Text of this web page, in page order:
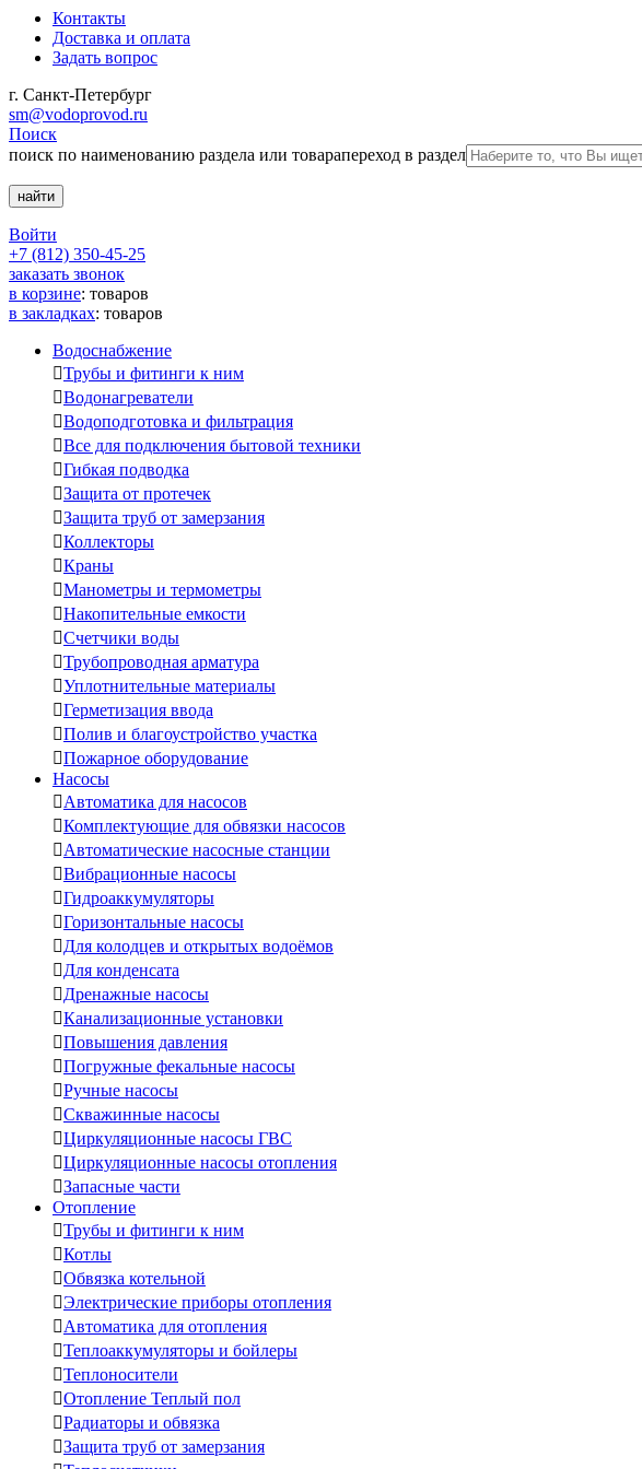
Контакты
Доставка и оплата
Задать вопрос
г. Санкт-Петербург
sm@vodoprovod.ru
Поиск
поиск по наименованию раздела или товарапереход в раздел
Войти
+7 (812) 350-45-25
заказать звонок
в корзине: товаров
в закладках: товаров
Водоснабжение
Трубы и фитинги к ним
Водонагреватели
Водоподготовка и фильтрация
Все для подключения бытовой техники
Гибкая подводка
Защита от протечек
Защита труб от замерзания
Коллекторы
Краны
Манометры и термометры
Накопительные емкости
Счетчики воды
Трубопроводная арматура
Уплотнительные материалы
Герметизация ввода
Полив и благоустройство участка
Пожарное оборудование
Насосы
Автоматика для насосов
Комплектующие для обвязки насосов
Автоматические насосные станции
Вибрационные насосы
Гидроаккумуляторы
Горизонтальные насосы
Для колодцев и открытых водоёмов
Для конденсата
Дренажные насосы
Канализационные установки
Повышения давления
Погружные фекальные насосы
Ручные насосы
Скважинные насосы
Циркуляционные насосы ГВС
Циркуляционные насосы отопления
Запасные части
Отопление
Трубы и фитинги к ним
Котлы
Обвязка котельной
Электрические приборы отопления
Автоматика для отопления
Теплоаккумуляторы и бойлеры
Теплоносители
Отопление Теплый пол
Радиаторы и обвязка
Защита труб от замерзания